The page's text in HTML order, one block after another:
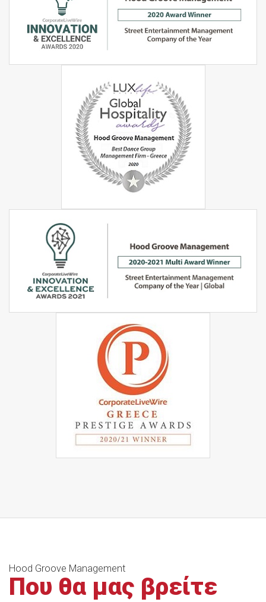
Hood Groove Management
Που θα μας βρείτε